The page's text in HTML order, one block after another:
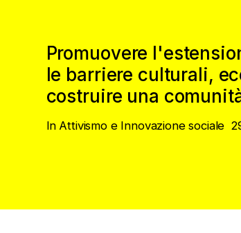
Promuovere
le barriere culturali,
costruire una
In Attivismo e Innovazione sociale